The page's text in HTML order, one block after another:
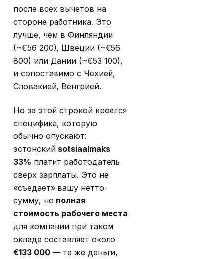
после всех вычетов на
стороне работника. Это
лучше, чем в Финляндии
(~€56 200), Швеции (~€56
800) или Дании (~€53 100),
и сопоставимо с Чехией,
Словакией, Венгрией.
Но за этой строкой кроется
специфика, которую
обычно опускают:
эстонский sotsiaalmaks
33% платит работодатель
сверх зарплаты. Это не
«съедает» вашу нетто-
сумму, но полная
стоимость рабочего места
для компании при таком
окладе составляет около
€133 000 — те же деньги,